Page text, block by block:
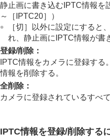
ネットワークの設定
ファインダー/モニター
電力設定
USB設定
外部出力設定
一般設定
スマートフォンでできること
パソコンでできること
クラウドサービスを利用する
資料
静止画に書き込むIPTC情報を
～
［IPTC20］
）
［切］
以外に設定にすると
れ、静止画にIPTC情報が書
登録/削除：
IPTC情報をカメラに登録す
情報を削除する。
全削除：
カメラに登録されているすべ
IPTC情報を登録/削除する